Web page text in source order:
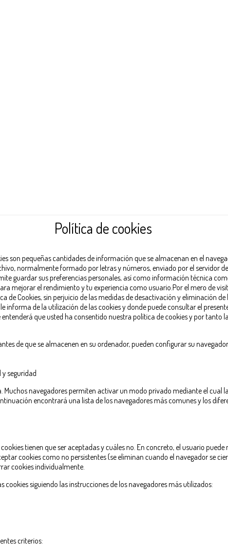
Política de cookies
son pequeñas cantidades de información que se almacenan en el
normalmente formado por letras y números, enviado por el servidor
guardar sus preferencias personales, así como información técnica
mejorar el rendimiento y tu experiencia como usuario.Por el mero de
de Cookies, sin perjuicio de las medidas de desactivación y eliminación
informa de la utilización de las cookies y donde puede consultar el
que usted ha consentido nuestra política de cookies y por tanto
de que se almacenen en su ordenador, pueden configurar su
seguridad
navegadores permiten activar un modo privado mediante el cual
encontrará una lista de los navegadores más comunes y los
tienen que ser aceptadas y cuáles no. En concreto, el usuario
cookies como no persistentes (se eliminan cuando el navegador se
cookies individualmente.
siguiendo las instrucciones de los navegadores más utilizados:
criterios: